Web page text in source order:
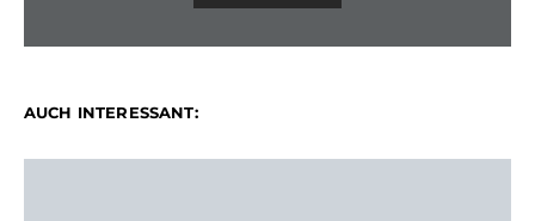
AUCH INTERESSANT: